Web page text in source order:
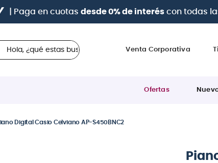
12 cuotas sin interesescon tarjetasBCP Visa,
¿qué estas buscando?
Venta Corporativa
Ofertas
Digital Casio Celviano AP-S450BNC2